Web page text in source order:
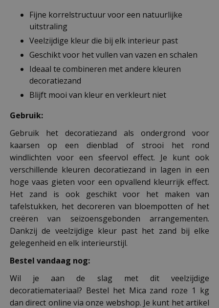
Fijne korrelstructuur voor een natuurlijke
uitstraling
Veelzijdige kleur die bij elk interieur past
Geschikt voor het vullen van vazen en schalen
Ideaal te combineren met andere kleuren
decoratiezand
Blijft mooi van kleur en verkleurt niet
Gebruik:
Gebruik het decoratiezand als ondergrond voor
kaarsen op een dienblad of strooi het rond
windlichten voor een sfeervol effect. Je kunt ook
verschillende kleuren decoratiezand in lagen in een
hoge vaas gieten voor een opvallend kleurrijk effect.
Het zand is ook geschikt voor het maken van
tafelstukken, het decoreren van bloempotten of het
creëren van seizoensgebonden arrangementen.
Dankzij de veelzijdige kleur past het zand bij elke
gelegenheid en elk interieurstijl.
Bestel vandaag nog:
Wil je aan de slag met dit veelzijdige
decoratiemateriaal? Bestel het Mica zand roze 1 kg
dan direct online via onze webshop. Je kunt het artikel